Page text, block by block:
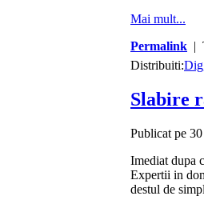
Mai mult...
Permalink |
Distribuiti:
Slabire
Publicat pe
Imediat dupa
Expertii in
destul de